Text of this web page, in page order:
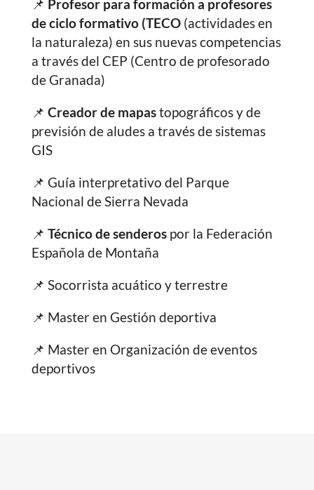
📌 Profesor para formación a profesores
de ciclo formativo (TECO(actividades en
la naturaleza) en sus nuevas competencias
a través del CEP (Centro de profesorado
de Granada)
📌 Creador de mapastopográficos y de
previsión de aludes a través de sistemas
GIS
📌 Guía interpretativo del Parque
Nacional de Sierra Nevada
📌 Técnico de senderospor la Federación
Española de Montaña
📌 Socorrista acuático y terrestre
📌 Master en Gestión deportiva
📌 Master en Organización de eventos
deportivos